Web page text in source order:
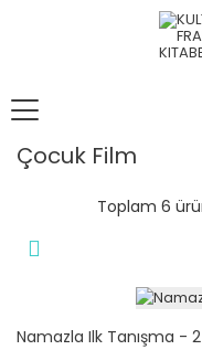
Çocuk Film
Toplam 6
Namazla Ilk Tanışma -